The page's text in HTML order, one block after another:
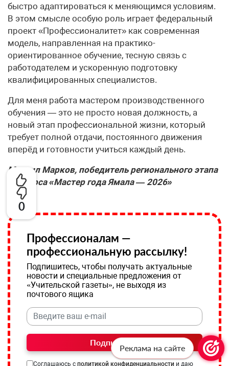
0
быстро адаптироваться к меняющимся условиям.
В этом смысле особую роль играет федеральный
проект «Профессионалитет» как современная
модель, направленная на практико-
ориентированное обучение, тесную связь с
работодателем и ускоренную подготовку
квалифицированных специалистов.
Для меня работа мастером производственного
обучения — это не просто новая должность, а
новый этап профессиональной жизни, который
требует полной отдачи, постоянного движения
вперёд и готовности учиться каждый день.
Михаил Марков, победитель регионального этапа
конкурса «Мастер года Ямала — 2026»
Профессионалам —
профессиональную рассылку!
Подпишитесь, чтобы получать актуальные
новости и специальные предложения от
«Учительской газеты», не выходя из
почтового ящика
Подписаться
Соглашаюсь с политикой конфиденциальности и даю
Реклама на сайте